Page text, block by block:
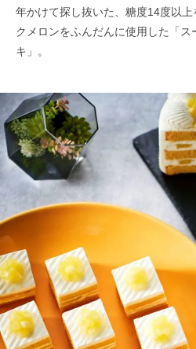
年かけて探し抜いた、糖度14度以
クメロンをふんだんに使用した「
キ」。